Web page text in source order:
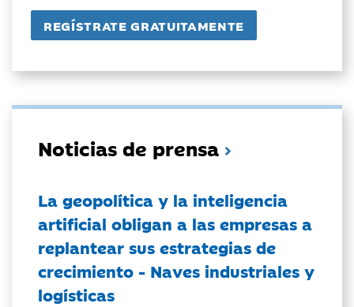
Noticias de prensa
La geopolítica y la inteligencia
artificial obligan a las empresas a
replantear sus estrategias de
crecimiento - Naves industriales y
logísticas